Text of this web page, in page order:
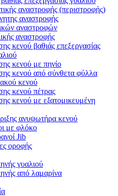
αναστροφής (περιστροφής)
αναστροφής
αναστροφών
αναστροφής
κενού βαθιάς επεξεργασίας
κενού με πηνίο
κενού από σύνθετα φύλλα
κενού
κενού πέτρας
κενού με εξατομικευμένη
ανυψωτήρα κενού
με φλόκο
Jib
οροφής
γυαλιού
από λαμαρίνα